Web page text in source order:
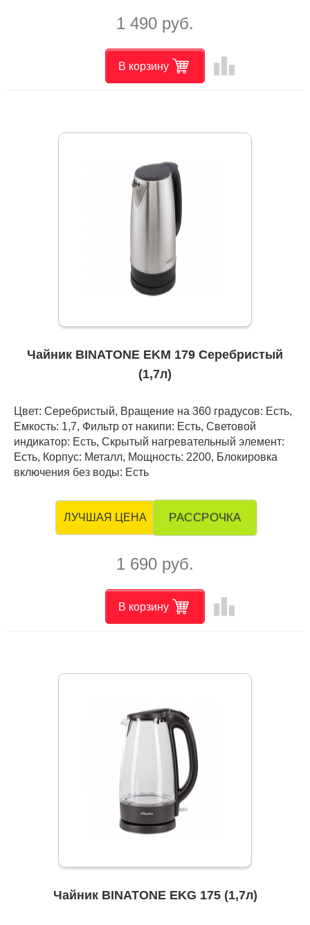
1 490 руб.
В корзину leaderboard
Чайник BINATONE EKM 179 Серебристый
(1,7л)
Цвет: Серебристый, Вращение на 360 градусов: Есть,
Емкость: 1,7, Фильтр от накипи: Есть, Световой
индикатор: Есть, Скрытый нагревательный элемент:
Есть, Корпус: Металл, Мощность: 2200, Блокировка
включения без воды: Есть
ЛУЧШАЯ ЦЕНА РАССРОЧКА
1 690 руб.
В корзину leaderboard
Чайник BINATONE EKG 175 (1,7л)